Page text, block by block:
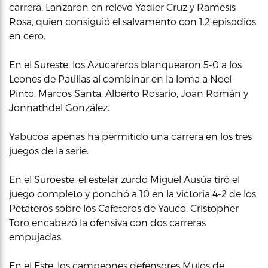
carrera. Lanzaron en relevo Yadier Cruz y Ramesis
Rosa, quien consiguió el salvamento con 1.2 episodios
en cero.
En el Sureste, los Azucareros blanquearon 5-0 a los
Leones de Patillas al combinar en la loma a Noel
Pinto, Marcos Santa, Alberto Rosario, Joan Román y
Jonnathdel González.
Yabucoa apenas ha permitido una carrera en los tres
juegos de la serie.
En el Suroeste, el estelar zurdo Miguel Ausúa tiró el
juego completo y ponchó a 10 en la victoria 4-2 de los
Petateros sobre los Cafeteros de Yauco. Cristopher
Toro encabezó la ofensiva con dos carreras
empujadas.
En el Este, los campeones defensores Mulos de